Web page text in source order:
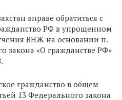
вправе обратиться с
РФ в упрощенном
ВНЖ на основании п.
закона «О гражданстве РФ»
гражданство в общем
13 Федерального закона